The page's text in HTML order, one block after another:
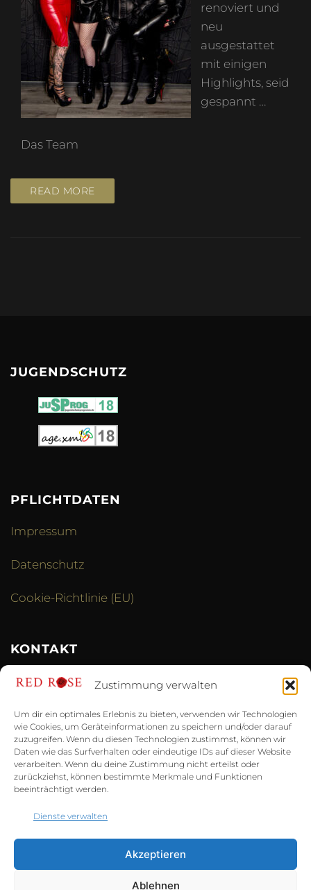
Zustimmung verwalten
Um dir ein optimales Erlebnis zu bieten, verwenden wir Technologien
wie Cookies, um Geräteinformationen zu speichern und/oder darauf
zuzugreifen. Wenn du diesen Technologien zustimmst, können wir
Daten wie das Surfverhalten oder eindeutige IDs auf dieser Website
verarbeiten. Wenn du deine Zustimmung nicht erteilst oder
zurückziehst, können bestimmte Merkmale und Funktionen
beeinträchtigt werden.
Dienste verwalten
Akzeptieren
Ablehnen
renoviert und
neu
ausgestattet
mit einigen
Highlights, seid
gespannt …
Das Team
READ MORE
JUGENDSCHUTZ
PFLICHTDATEN
Impressum
Datenschutz
Cookie-Richtlinie (EU)
KONTAKT
+49 177 6810998
Links
ÜBER UNS
Besuche unser neues Studio zwischen Leipzig und
Halle, die ersten Eindrücke findest du hier: